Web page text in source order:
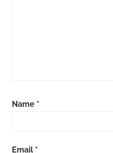
Name *
Email *